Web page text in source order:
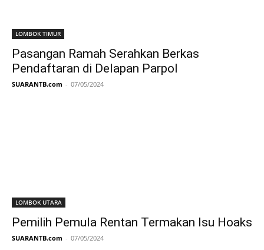
LOMBOK TIMUR
Pasangan Ramah Serahkan Berkas
Pendaftaran di Delapan Parpol
SUARANTB.com - 07/05/2024
LOMBOK UTARA
Pemilih Pemula Rentan Termakan Isu Hoaks
SUARANTB.com - 07/05/2024